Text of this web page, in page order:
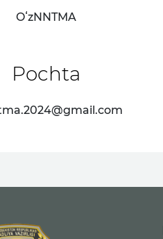
OʻzNNTMA
Pochta